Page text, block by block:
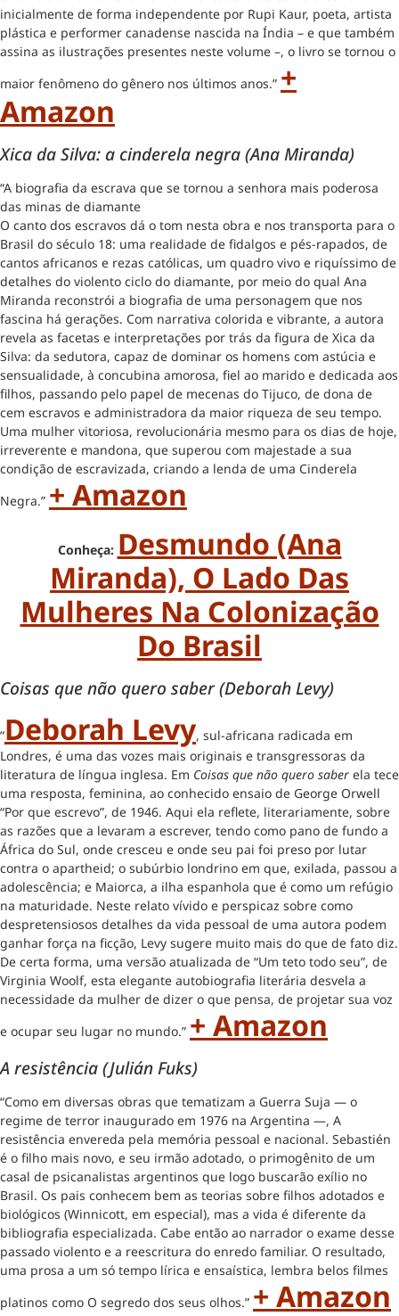
inicialmente de forma independente por Rupi Kaur, poeta, artista
plástica e performer canadense nascida na Índia – e que também
assina as ilustrações presentes neste volume –, o livro se tornou o
maior fenômeno do gênero nos últimos anos.” +
Amazon
Xica da Silva: a cinderela negra (Ana Miranda)
“A biografia da escrava que se tornou a senhora mais poderosa
das minas de diamante
O canto dos escravos dá o tom nesta obra e nos transporta para o
Brasil do século 18: uma realidade de fidalgos e pés-rapados, de
cantos africanos e rezas católicas, um quadro vivo e riquíssimo de
detalhes do violento ciclo do diamante, por meio do qual Ana
Miranda reconstrói a biografia de uma personagem que nos
fascina há gerações. Com narrativa colorida e vibrante, a autora
revela as facetas e interpretações por trás da figura de Xica da
Silva: da sedutora, capaz de dominar os homens com astúcia e
sensualidade, à concubina amorosa, fiel ao marido e dedicada aos
filhos, passando pelo papel de mecenas do Tijuco, de dona de
cem escravos e administradora da maior riqueza de seu tempo.
Uma mulher vitoriosa, revolucionária mesmo para os dias de hoje,
irreverente e mandona, que superou com majestade a sua
condição de escravizada, criando a lenda de uma Cinderela
Negra.” + Amazon
Conheça: Desmundo (Ana
Miranda), O Lado Das
Mulheres Na Colonização
Do Brasil
Coisas que não quero saber (Deborah Levy)
“Deborah Levy, sul-africana radicada em
Londres, é uma das vozes mais originais e transgressoras da
literatura de língua inglesa. Em Coisas que não quero saber ela tece
uma resposta, feminina, ao conhecido ensaio de George Orwell
“Por que escrevo”, de 1946. Aqui ela reflete, literariamente, sobre
as razões que a levaram a escrever, tendo como pano de fundo a
África do Sul, onde cresceu e onde seu pai foi preso por lutar
contra o apartheid; o subúrbio londrino em que, exilada, passou a
adolescência; e Maiorca, a ilha espanhola que é como um refúgio
na maturidade. Neste relato vívido e perspicaz sobre como
despretensiosos detalhes da vida pessoal de uma autora podem
ganhar força na ficção, Levy sugere muito mais do que de fato diz.
De certa forma, uma versão atualizada de “Um teto todo seu”, de
Virginia Woolf, esta elegante autobiografia literária desvela a
necessidade da mulher de dizer o que pensa, de projetar sua voz
e ocupar seu lugar no mundo.” + Amazon
A resistência (Julián Fuks)
“Como em diversas obras que tematizam a Guerra Suja — o
regime de terror inaugurado em 1976 na Argentina —, A
resistência envereda pela memória pessoal e nacional. Sebastién
é o filho mais novo, e seu irmão adotado, o primogênito de um
casal de psicanalistas argentinos que logo buscarão exílio no
Brasil. Os pais conhecem bem as teorias sobre filhos adotados e
biológicos (Winnicott, em especial), mas a vida é diferente da
bibliografia especializada. Cabe então ao narrador o exame desse
passado violento e a reescritura do enredo familiar. O resultado,
uma prosa a um só tempo lírica e ensaística, lembra belos filmes
platinos como O segredo dos seus olhos.” + Amazon